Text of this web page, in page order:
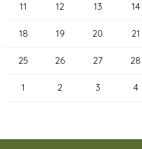
11 12 13 14
18 19 20 21
25 26 27 28
1 2 3 4